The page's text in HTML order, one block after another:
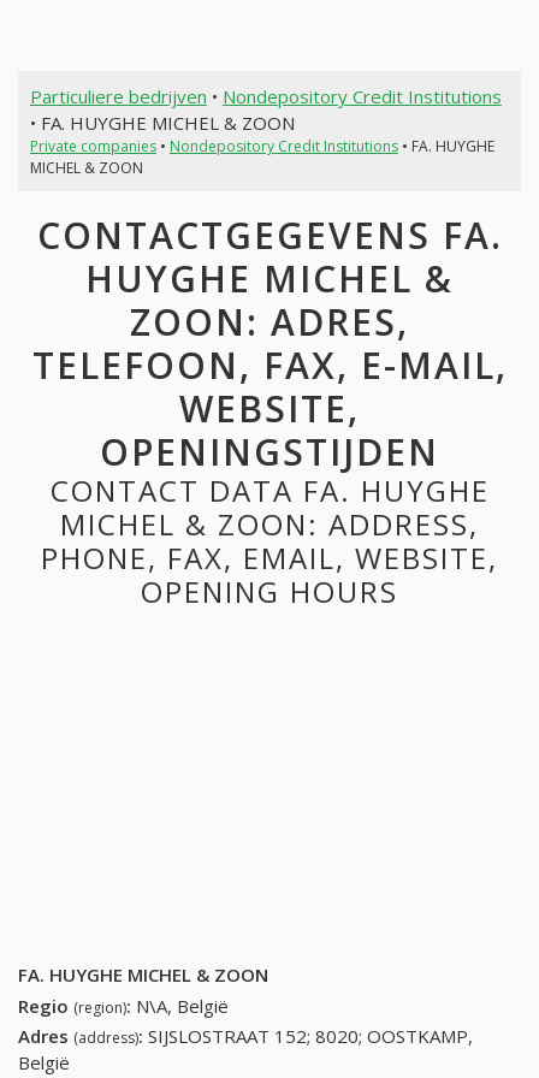
Particuliere bedrijven • Nondepository Credit Institutions
• FA. HUYGHE MICHEL & ZOON
Private companies• Nondepository Credit Institutions• FA. HUYGHE
MICHEL & ZOON
CONTACTGEGEVENS FA.
HUYGHE MICHEL &
ZOON: ADRES,
TELEFOON, FAX, E-MAIL,
WEBSITE,
OPENINGSTIJDEN
CONTACT DATA FA. HUYGHE
MICHEL & ZOON: ADDRESS,
PHONE, FAX, EMAIL, WEBSITE,
OPENING HOURS
FA. HUYGHE MICHEL & ZOON
Regio (region): N\A, België
Adres (address): SIJSLOSTRAAT 152; 8020; OOSTKAMP,
België